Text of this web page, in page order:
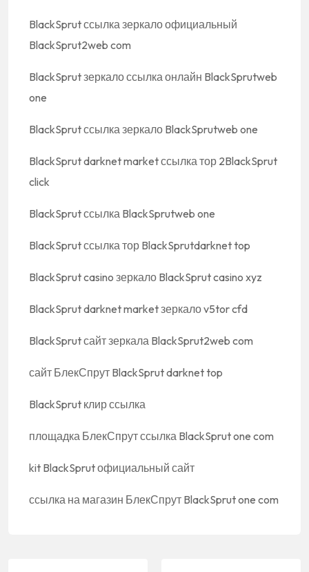
BlackSprut ссылка зеркало официальный
BlackSprut2web com
BlackSprut зеркало ссылка онлайн BlackSprutweb
one
BlackSprut ссылка зеркало BlackSprutweb one
BlackSprut darknet market ссылка тор 2BlackSprut
click
BlackSprut ссылка BlackSprutweb one
BlackSprut ссылка тор BlackSprutdarknet top
BlackSprut casino зеркало BlackSprut casino xyz
BlackSprut darknet market зеркало v5tor cfd
BlackSprut сайт зеркала BlackSprut2web com
сайт БлекСпрут BlackSprut darknet top
BlackSprut клир ссылка
площадка БлекСпрут ссылка BlackSprut one com
kit BlackSprut официальный сайт
ссылка на магазин БлекСпрут BlackSprut one com